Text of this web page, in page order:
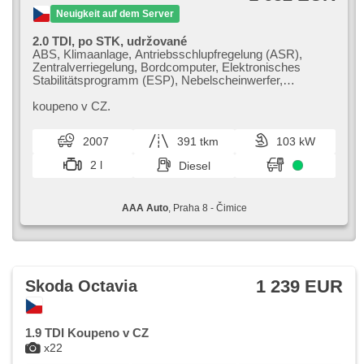
Neuigkeit auf dem Server
2.0 TDI, po STK, udržované
ABS, Klimaanlage, Antriebsschlupfregelung (ASR),
Zentralverriegelung, Bordcomputer, Elektronisches
Stabilitätsprogramm (ESP), Nebelscheinwerfer,
Autoradio, Handgetriebe
koupeno v CZ.
2007 391 tkm
103 kW
2 l
Diesel
AAA Auto, Praha 8 - Čimice
x22
Skoda Octavia 1 239 EUR
1.9 TDI Koupeno v CZ